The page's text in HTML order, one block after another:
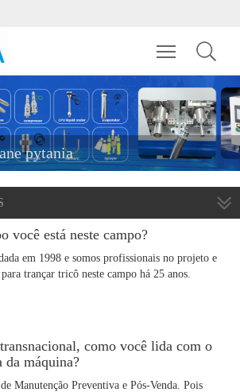
Toggle
pytania
você está neste campo?
em 1998 e somos profissionais no projeto e
trançar tricô neste campo há 25 anos.
como você lida com o
da máquina?
Manutenção Preventiva e Pós-Venda. Pois